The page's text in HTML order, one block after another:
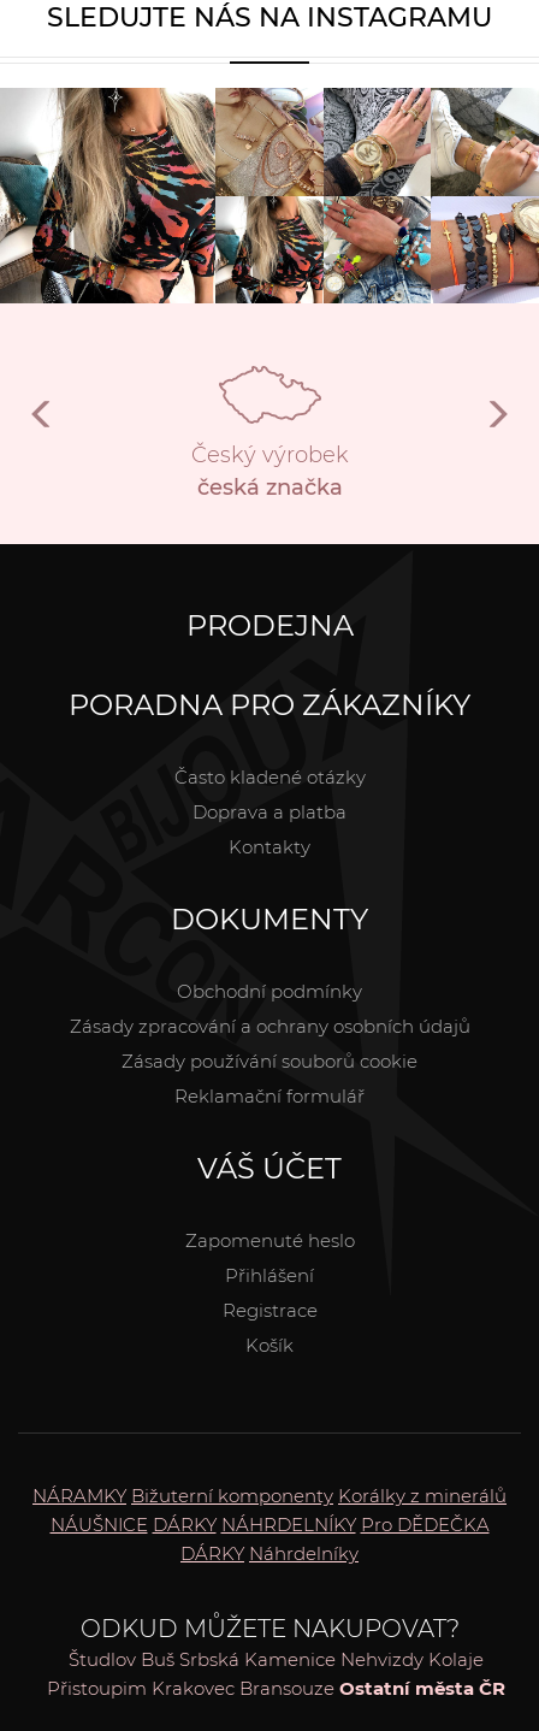
SLEDUJTE NÁS NA INSTAGRAMU
Český výrobek
česká značka
PRODEJNA
PORADNA PRO ZÁKAZNÍKY
Často kladené otázky
Doprava a platba
Kontakty
DOKUMENTY
Obchodní podmínky
Zásady zpracování a ochrany osobních údajů
Zásady používání souborů cookie
Reklamační formulář
VÁŠ ÚČET
Zapomenuté heslo
Přihlášení
Registrace
Košík
NÁRAMKY Bižuterní komponenty Korálky z minerálů
NÁUŠNICE DÁRKY NÁHRDELNÍKY Pro DĚDEČKA
DÁRKY Náhrdelníky
ODKUD MŮŽETE NAKUPOVAT?
Študlov Buš Srbská Kamenice Nehvizdy Kolaje
Přistoupim Krakovec Bransouze Ostatní města ČR